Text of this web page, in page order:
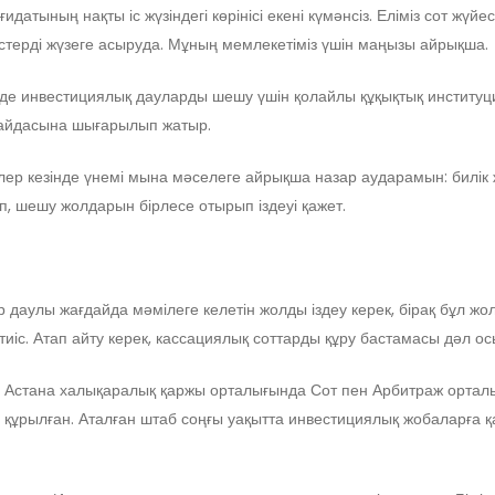
нақты іс жүзіндегі көрінісі екені күмәнсіз. Еліміз сот
жүзеге асыруда. Мұның мемлекетіміз үшін маңызы айрықша.
инвестициялық дауларды шешу үшін қолайлы құқықтық
шығарылып жатыр.
кезінде үнемі мына мәселеге айрықша назар аударамын:
шешу жолдарын бірлесе отырып іздеуі қажет.
жағдайда мәмілеге келетін жолды іздеу керек, бірақ бұл
Атап айту керек, кассациялық соттарды құру бастамасы дәл
халықаралық қаржы орталығында Сот пен Арбитраж
Аталған штаб соңғы уақытта инвестициялық